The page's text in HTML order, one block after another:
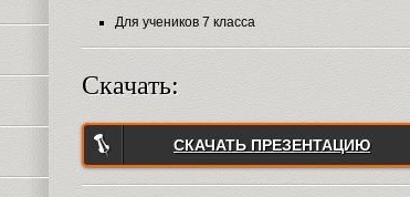
Для учеников 7 класса
Скачать:
СКАЧАТЬ ПРЕЗЕНТАЦИЮ